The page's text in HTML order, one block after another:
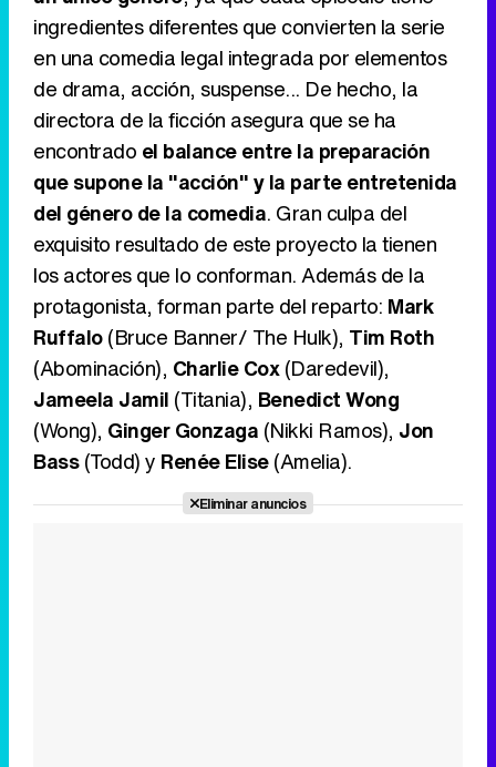
ingredientes diferentes que convierten la serie
en una comedia legal integrada por elementos
de drama, acción, suspense... De hecho, la
directora de la ficción asegura que se ha
encontrado el balance entre la preparación
que supone la "acción" y la parte entretenida
del género de la comedia. Gran culpa del
exquisito resultado de este proyecto la tienen
los actores que lo conforman. Además de la
protagonista, forman parte del reparto: Mark
Ruffalo(Bruce Banner/ The Hulk), Tim Roth
(Abominación), Charlie Cox(Daredevil),
Jameela Jamil (Titania), Benedict Wong
(Wong), Ginger Gonzaga (Nikki Ramos), Jon
Bass(Todd) y Renée Elise(Amelia).
Eliminar anuncios